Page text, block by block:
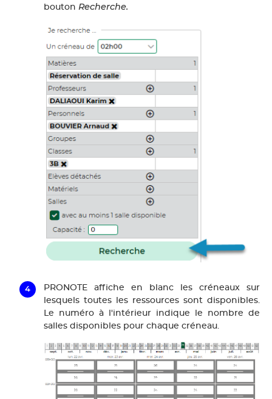
bouton Recherche.
PRONOTE affiche en blanc les créneaux sur
lesquels toutes les ressources sont disponibles.
Le numéro à l'intérieur indique le nombre de
salles disponibles pour chaque créneau.